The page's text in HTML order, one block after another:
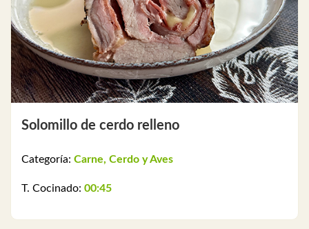
Solomillo de cerdo relleno
Categoría: Carne, Cerdo y Aves
T. Cocinado: 00:45